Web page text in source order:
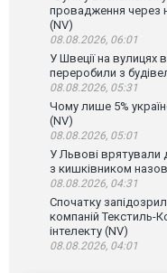
провадження через
(NV)
08.08.2026, 06:01
У Швеції на вулицях
переробили з
08.08.2026, 05:31
Чому лише 5%
(NV)
08.08.2026, 05:01
У Львові врятували
з кишківником
08.08.2026, 04:31
Спочатку
компаній Текстиль-
інтелекту (NV)
08.08.2026, 04:01